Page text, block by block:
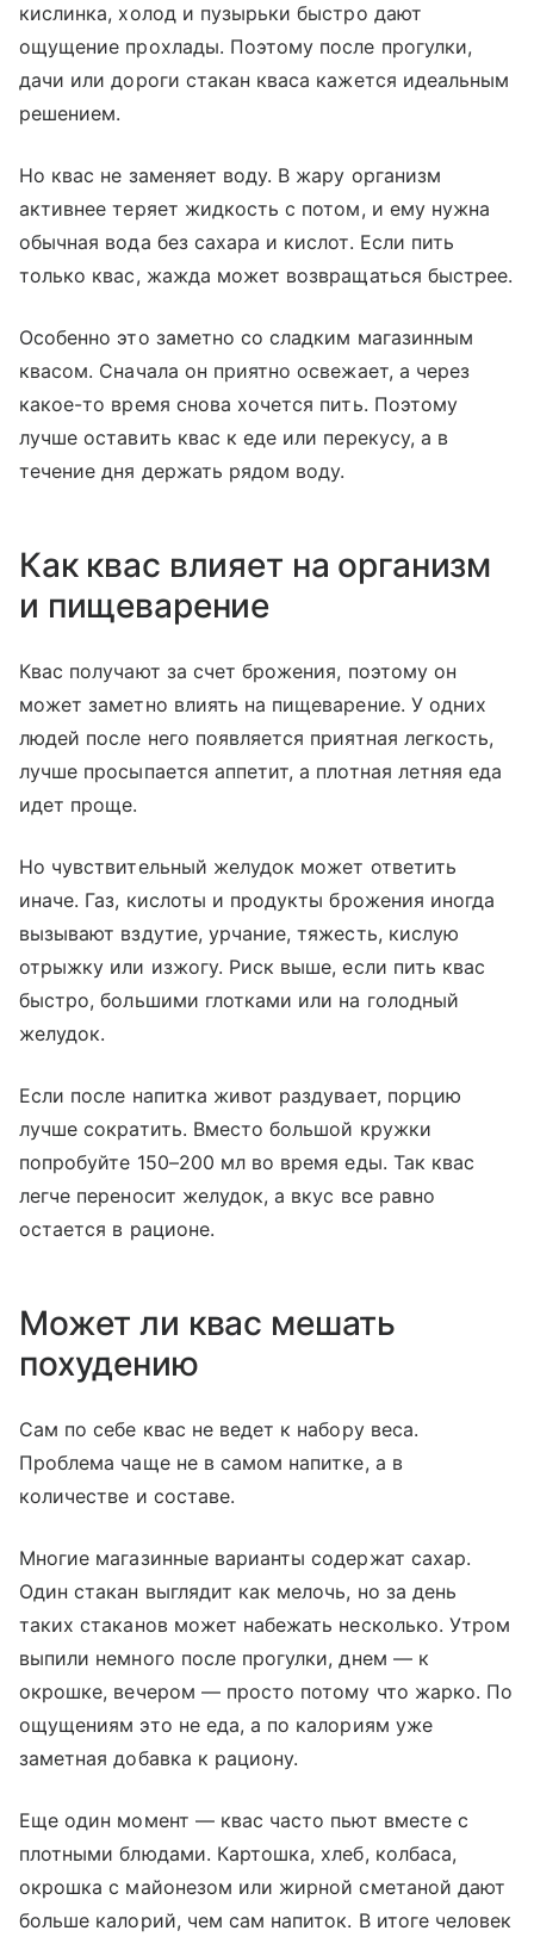
кислинка, холод и пузырьки быстро дают
ощущение прохлады. Поэтому после прогулки,
дачи или дороги стакан кваса кажется идеальным
решением.
Но квас не заменяет воду. В жару организм
активнее теряет жидкость с потом, и ему нужна
обычная вода без сахара и кислот. Если пить
только квас, жажда может возвращаться быстрее.
Особенно это заметно со сладким магазинным
квасом. Сначала он приятно освежает, а через
какое-то время снова хочется пить. Поэтому
лучше оставить квас к еде или перекусу, а в
течение дня держать рядом воду.
Как квас влияет на организм
и пищеварение
Квас получают за счет брожения, поэтому он
может заметно влиять на пищеварение. У одних
людей после него появляется приятная легкость,
лучше просыпается аппетит, а плотная летняя еда
идет проще.
Но чувствительный желудок может ответить
иначе. Газ, кислоты и продукты брожения иногда
вызывают вздутие, урчание, тяжесть, кислую
отрыжку или изжогу. Риск выше, если пить квас
быстро, большими глотками или на голодный
желудок.
Если после напитка живот раздувает, порцию
лучше сократить. Вместо большой кружки
попробуйте 150–200 мл во время еды. Так квас
легче переносит желудок, а вкус все равно
остается в рационе.
Может ли квас мешать
похудению
Сам по себе квас не ведет к набору веса.
Проблема чаще не в самом напитке, а в
количестве и составе.
Многие магазинные варианты содержат сахар.
Один стакан выглядит как мелочь, но за день
таких стаканов может набежать несколько. Утром
выпили немного после прогулки, днем — к
окрошке, вечером — просто потому что жарко. По
ощущениям это не еда, а по калориям уже
заметная добавка к рациону.
Еще один момент — квас часто пьют вместе с
плотными блюдами. Картошка, хлеб, колбаса,
окрошка с майонезом или жирной сметаной дают
больше калорий, чем сам напиток. В итоге человек